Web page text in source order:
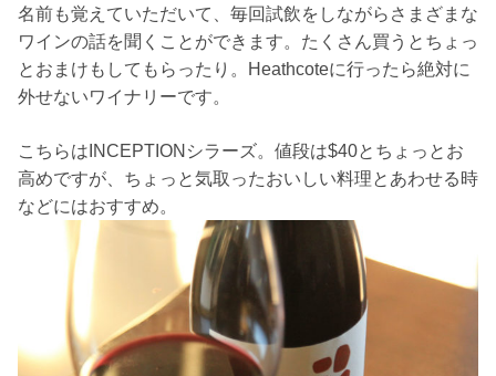
名前も覚えていただいて、毎回試飲をしながらさまざまな
ワインの話を聞くことができます。たくさん買うとちょっ
とおまけもしてもらったり。Heathcoteに行ったら絶対に
外せないワイナリーです。
こちらはINCEPTIONシラーズ。値段は$40とちょっとお
高めですが、ちょっと気取ったおいしい料理とあわせる時
などにはおすすめ。